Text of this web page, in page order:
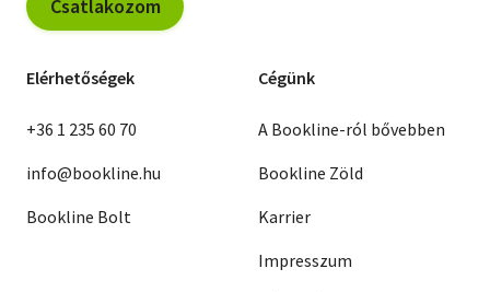
Csatlakozom
Elérhetőségek
+36 1 235 60 70
info@bookline.hu
Bookline Bolt
Cégünk
A Bookline-ról bővebben
Bookline Zöld
Karrier
Impresszum